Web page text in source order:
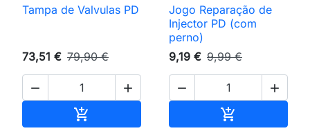
Tampa de Valvulas PD
73,51 € 79,90 €
 

Jogo Reparação de
Injector PD (com
perno)
9,19 € 9,99 €
 
